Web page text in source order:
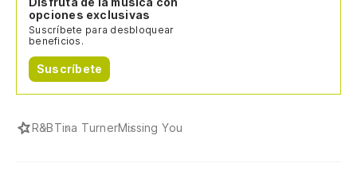
opciones exclusivas
Suscríbete para desbloquear
beneficios.
Suscríbete
R&BTina TurnerMissing You